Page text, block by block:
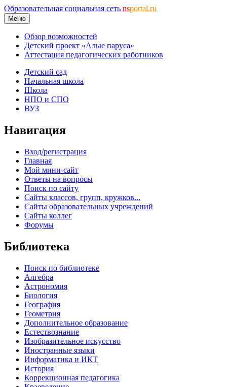
Образовательная социальная сеть nsportal.ru
Меню
Обзор возможностей
Детский проект «Алые паруса»
Аттестация педагогических работников
Детский сад
Начальная школа
Школа
НПО и СПО
ВУЗ
Навигация
Вход/регистрация
Главная
Мой мини-сайт
Ответы на вопросы
Поиск по сайту
Сайты классов, групп, кружков...
Сайты образовательных учреждений
Сайты коллег
Форумы
Библиотека
Поиск по библиотеке
Алгебра
Астрономия
Биология
География
Геометрия
Дополнительное образование
Естествознание
Изобразительное искусство
Иностранные языки
Информатика и ИКТ
История
Коррекционная педагогика